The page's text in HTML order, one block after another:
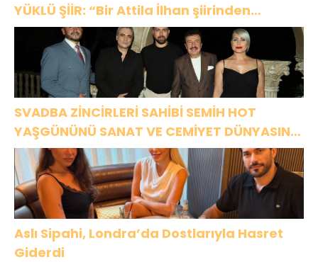
YÜKLÜ ŞİİR: “Bir Attila İlhan şiirinden
çıkmıştı sanki”
SVADBA ZİNCİRLERİ SAHİBİ SEMİH HOT
YAŞGÜNÜNÜ SANAT VE CEMİYET DÜNYASININ
ÜNLÜ İSİMLERİYLE KUTLADI!
Aslı Sipahi, Londra’da Dostlarıyla Hasret
Giderdi